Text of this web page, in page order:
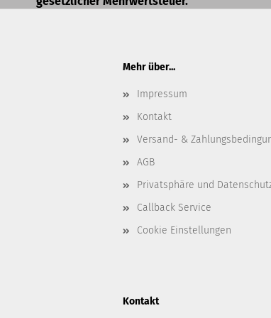
Mehr über...
Impressum
Kontakt
Versand- &
AGB
Privatsphäre und
Callback Service
Cookie Einstellungen
Kontakt